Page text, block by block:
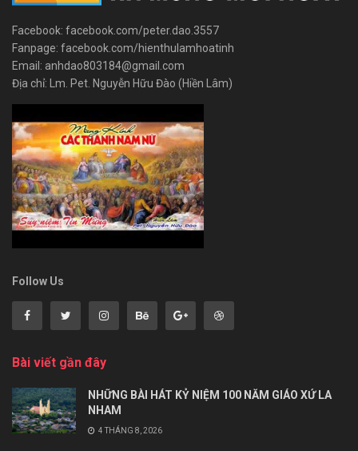
Facebook: facebook.com/peter.dao.3557
Fanpage: facebook.com/hienthulamhoatinh
Email: anhdao803184@gmail.com
Địa chỉ: Lm. Pet. Nguyễn Hữu Đào (Hiền Lâm)
Follow Us
Bài viết gần đây
NHỮNG BÀI HÁT KỶ NIỆM 100 NĂM GIÁO XỨ LA
NHAM
4 THÁNG 8, 2026